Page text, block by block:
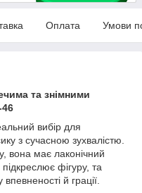
Оплата Умови
та знімними
46
вибір для
з сучасною зухвалістю.
вона має лаконічний
фігуру, та
й грації.